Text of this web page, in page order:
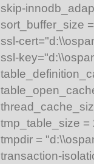
skip-
sort_buffer_size
ssl-
ssl-
tmp_table_size =
tmpdir =
transaction-